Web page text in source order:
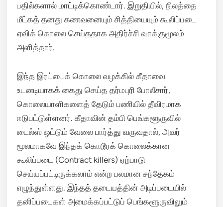
பதில்களால் மாட்டிக்கொண்டார். இறுதியில், நிலத்தை
மீட்கத் தனது கணவனையும் சித்தியையும் கூலிப்படை
ஏவிக் கொலை செய்ததாக அதிர்ச்சி வாக்குமூலம்
அளித்தார்.
இந்த இரட்டைக் கொலை வழக்கில் கீதாவை
உடனடியாகக் கைது செய்த தர்மபுரி போலீசார்,
கொலையாளிகளைத் தேடும் பணியில் தீவிரமாக
ஈடுபட்டுள்ளனர். கீதாவின் தம்பி பெங்களூருவில்
டைல்ஸ் ஒட்டும் வேலை பார்த்து வருவதால், அவர்
மூலமாகவே இந்தக் கொடூரக் கொலைக்கான
கூலிப்படை (Contract killers) ஏற்பாடு
செய்யப்பட்டிருக்கலாம் என்ற பலமான சந்தேகம்
எழுந்துள்ளது. இந்தத் தடையத்தின் அடிப்படையில்
தனிப்படைகள் அமைக்கப்பட்டுப் பெங்களூருவிலும்